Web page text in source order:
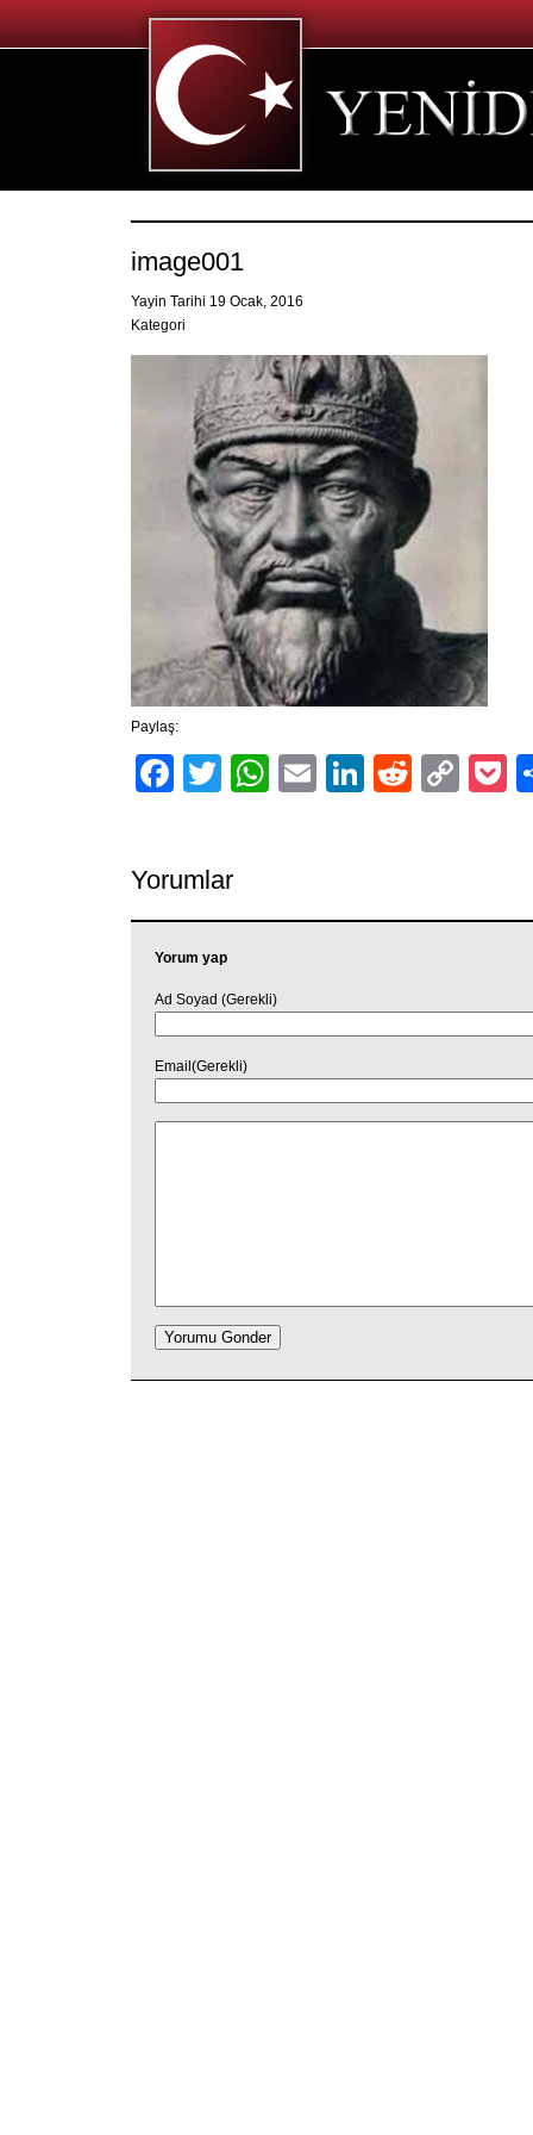
image001
Yayin Tarihi 19 Ocak, 2016
Kategori
Paylaş:
Facebook
TwitterWhatsApp
EmailLinkedIn
Reddit
Yorumlar
Yorum yap
Ad Soyad (Gerekli)
Email(Gerekli)